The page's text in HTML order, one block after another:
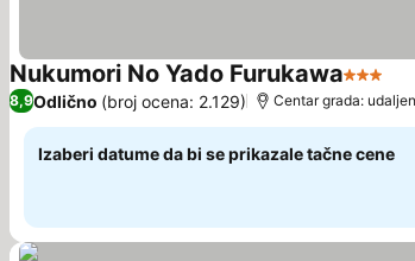
Nukumori No Yado Furukawa3
8,9Odlično (broj ocena: 2.129) Centar grada:
Izaberi datume da bi se prikazale tačne cene